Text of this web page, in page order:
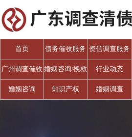
首页 债务催收服务 资信调查服务
广州调查催收 婚姻咨询/挽救
婚姻
行业动态
婚姻咨询 知识产权 婚姻调查